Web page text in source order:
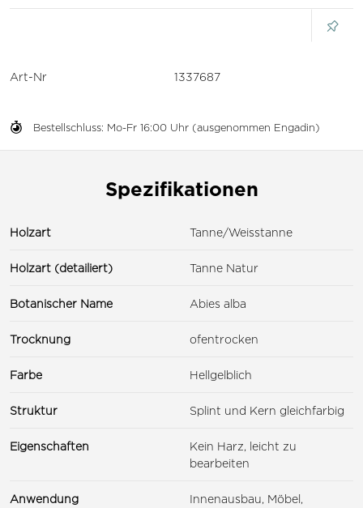
Bestellschluss: Mo-Fr 16:00 Uhr (ausgenommen Engadin)
Art-Nr 1337687
Spezifikationen
Holzart Tanne/Weisstanne
Holzart (detailiert) Tanne Natur
Botanischer Name Abies alba
Trocknung ofentrocken
Farbe Hellgelblich
Struktur Splint und Kern gleichfarbig
Eigenschaften
Kein Harz, leicht zu
bearbeiten
Anwendung
Innenausbau, Möbel,